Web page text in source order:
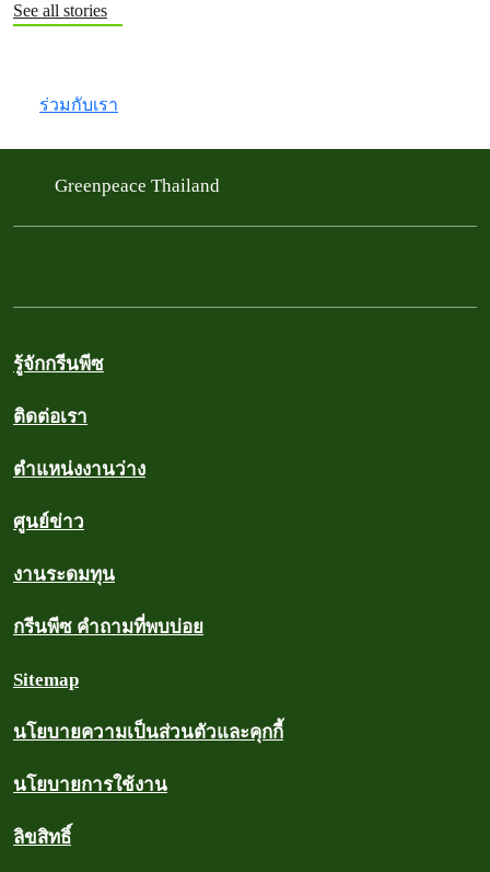
See all stories
ร่วมกับเรา
Greenpeace Thailand
รู้จักกรีนพีซ
ติดต่อเรา
ตำแหน่งงานว่าง
ศูนย์ข่าว
งานระดมทุน
กรีนพีซ คำถามที่พบบ่อย
Sitemap
นโยบายความเป็นส่วนตัวและคุกกี้
นโยบายการใช้งาน
ลิขสิทธิ์